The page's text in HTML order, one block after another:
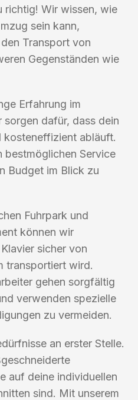
richtig! Wir wissen, wie
sein kann,
Transport von
Gegenständen wie
Erfahrung im
dafür, dass dein
kosteneffizient abläuft.
bestmöglichen Service
Budget im Blick zu
Fuhrpark und
können wir
sicher von
transportiert wird.
gehen sorgfältig
verwenden spezielle
zu vermeiden.
an erster Stelle.
auf deine individuellen
sind. Mit unserem